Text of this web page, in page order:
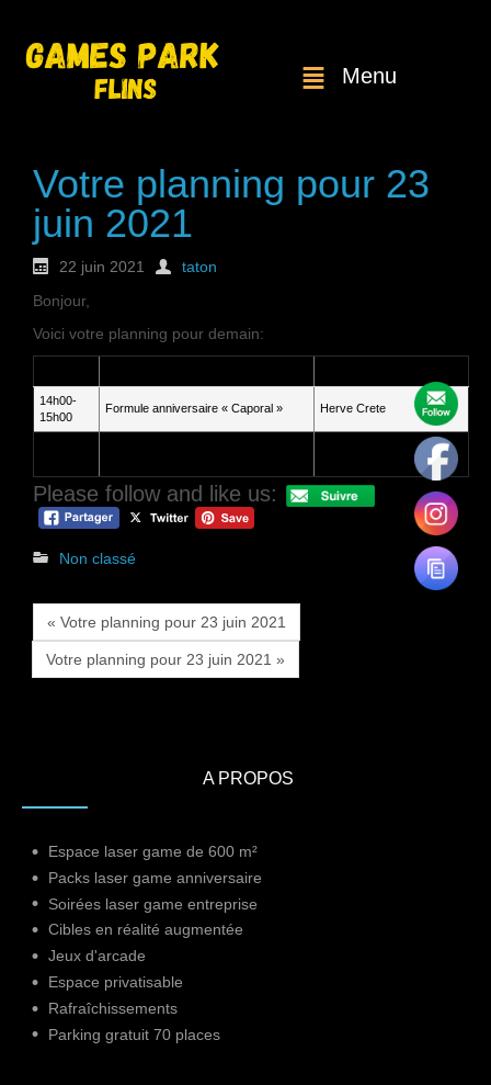
Menu
Votre planning pour 23
juin 2021
22 juin 2021
taton
Bonjour,
Voici votre planning pour demain:
14h00-
15h00
Formule anniversaire « Caporal » Herve Crete
Anne-Sophie ARNAUD-
Please follow and like us:
Non classé
« Votre planning pour 23 juin 2021
Votre planning pour 23 juin 2021 »
A PROPOS
Espace laser game de 600 m²
Packs laser game anniversaire
Soirées laser game entreprise
Cibles en réalité augmentée
Jeux d'arcade
Espace privatisable
Rafraîchissements
Parking gratuit 70 places